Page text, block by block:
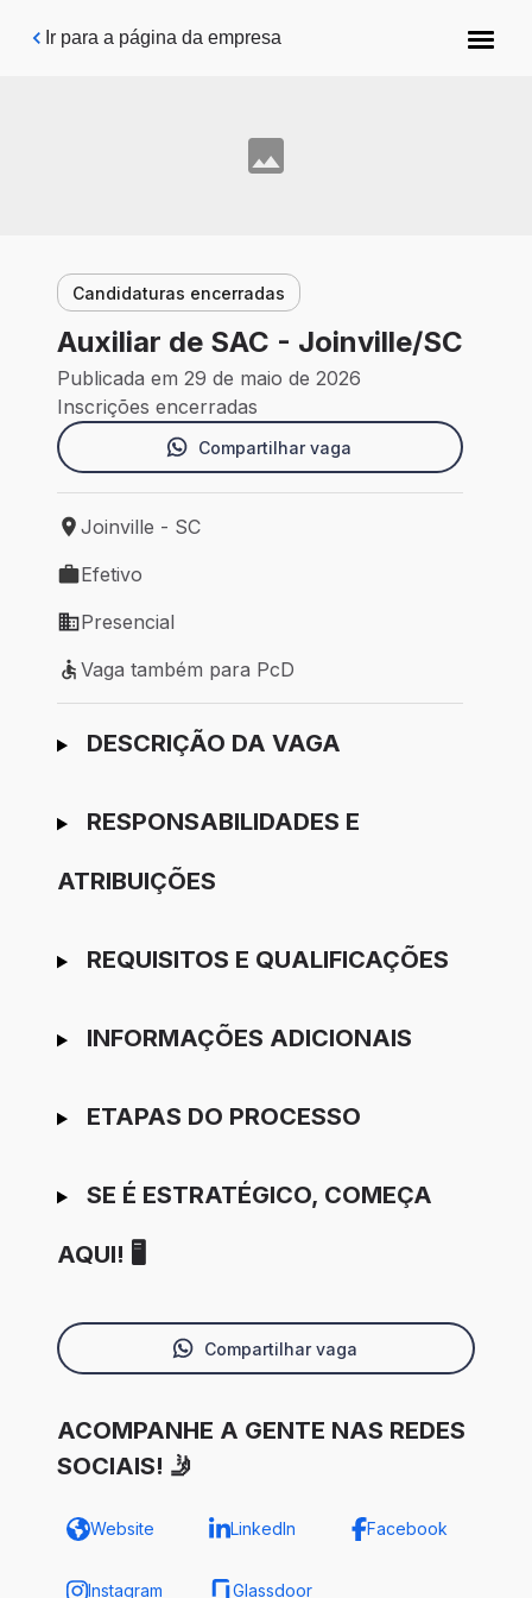
Pular para o conteúdo principal
Ir para a página da empresa
Candidaturas encerradas
Auxiliar de SAC - Joinville/SC
Publicada em 29 de maio de 2026
Inscrições encerradas
Compartilhar vaga
Local de trabalho: Joinville - SC
Joinville - SC
Tipo de vaga: Efetivo
Efetivo
Modelo de trabalho: Presencial
Presencial
Vaga também para PcD
Vaga também para PcD
Ir para candidatura
DESCRIÇÃO DA VAGA
RESPONSABILIDADES E
ATRIBUIÇÕES
REQUISITOS E QUALIFICAÇÕES
INFORMAÇÕES ADICIONAIS
ETAPAS DO PROCESSO
SE É ESTRATÉGICO, COMEÇA
AQUI! 🖥️
Compartilhar vaga
ACOMPANHE A GENTE NAS REDES
SOCIAIS! 🤳
Website LinkedIn Facebook
Instagram Glassdoor